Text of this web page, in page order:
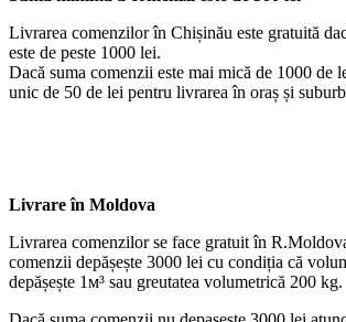
Livrarea comenzilor în Chișinău este gratuită
este de peste 1000 lei.
Dacă suma comenzii este mai mică de 1000 de
unic de 50 de lei pentru livrarea în oraș și
Livrare în Moldova
Livrarea comenzilor se face gratuit în
comenzii depășește 3000 lei cu condiția că
depășește 1м³ sau greutatea volumetrică 200 kg.